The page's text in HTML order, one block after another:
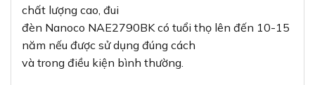
chất lượng cao, đui
đèn Nanoco NAE2790BK có tuổi thọ lên đến 10-15
năm nếu được sử dụng đúng cách
và trong điều kiện bình thường.